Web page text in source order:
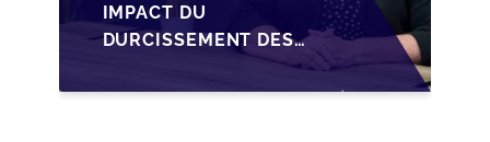
IMPACT DU
DURCISSEMENT DES
CRÉDIT SUR LA